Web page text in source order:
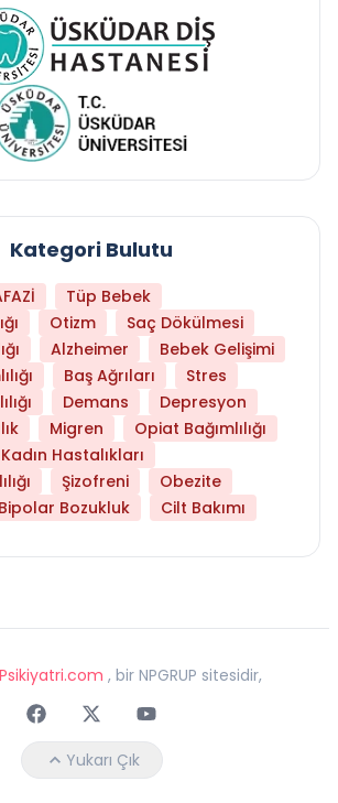
Kategori Bulutu
Tüp Bebek
Otizm
Saç Dökülmesi
Alzheimer
Bebek Gelişimi
Baş Ağrıları
Stres
Demans
Depresyon
Migren
Opiat Bağımlılığı
Kadın Hastalıkları
Şizofreni
Obezite
Bipolar Bozukluk Cilt Bakımı
, bir NPGRUP sitesidir,
FaceebokTwitterYoutube
Yukarı Çık